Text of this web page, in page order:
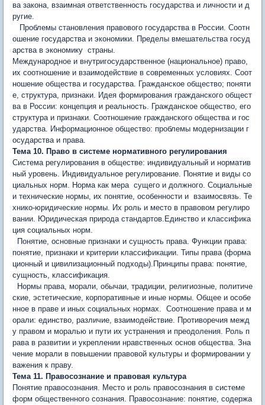
ва закона, взаимная ответственность государства и личности и д
ругие.
Проблемы ста­новления правового государства в России. Соотн
ошение государства и экономики. Пределы вмешательства госуд
арства в экономику страны.
Международное и внутригосударственное (национальное) право,
их соотношение и взаимодействие в современных условиях. Соот
ношение общества и государства. Гражданское общество; поняти
е, структура, признаки. Идея формирования гражданского общест
ва в России: концепция и реальность. Гражданское общество, его
структура и признаки. Соотношение гражданского общества и гос
ударства. Информационное общество: проблемы модернизации г
осударства и права.
Тема 10. Право в системе нормативного регулирования
Система регулирования в обществе: индивидуальный и нор­матив
ный уровень. Индивидуальное регулирование. Понятие и виды со
циальных норм. Норма как мера сущего и должного. Социальные
и технические нормы, их понятие, особенности и взаимосвязь. Те
хнико-юридические нормы. Их роль и место в пра­вовом регулиро
вании. Юридическая природа стандартов.Единство и классифика
ция социальных норм.
Понятие, основные признаки и сущность права. Функции права:
понятие, признаки и критерии классификации. Типы права (форма
ционный и цивилизационный подходы).Принципы права: понятие,
сущность, классификация.
Нормы права, морали, обычаи, традиции, религиозные, политиче
ские, эстетичес­кие, корпоративные и иные нормы. Общее и особе
нное в праве и иных социальных нормах. Соотношение права и м
орали: единство, различие, взаимодействие. Противоречия межд
у правом и моралью и пути их устранения и преодоления. Роль п
рава в развитии и укреплении нравственных основ общества. Зна
чение морали в повышении правовой культуры и формировании у
важения к праву.
Тема 11. Правосознание и правовая культура
Понятие правосознания. Место и роль правосознания в системе
форм общественного сознания. Правосознание: понятие, содержа